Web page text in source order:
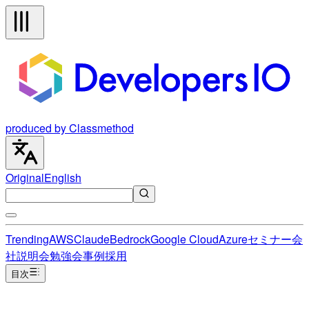
produced by Classmethod
OriginalEnglish
TrendingAWSClaudeBedrockGoogle CloudAzureセミナー会
社説明会勉強会事例採用
目次